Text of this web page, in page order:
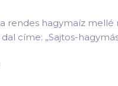
rendes hagymaíz
címe: „Sajtos-